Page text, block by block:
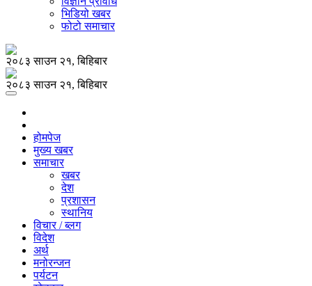
भिडियो खबर
फोटो समाचार
२०८३ साउन २१, बिहिबार
२०८३ साउन २१, बिहिबार
होमपेज
मुख्य खबर
समाचार
खबर
देश
प्रशासन
स्थानिय
विचार / ब्लग
विदेश
अर्थ
मनोरन्जन
पर्यटन